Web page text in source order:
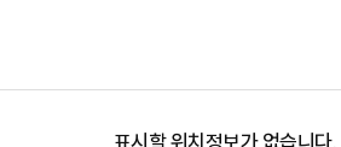
표시할 위치정보가 없습니다.